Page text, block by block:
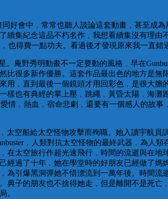
好會中﹐常常也聽人談論這套動畫﹐甚至成
續集紀念這品不朽名作﹐我想看續集沒有理由
也得費一點功夫。看過後才發現原來我一直錯
庵野秀明動畫不一定要動的風格﹐早在
很多新作優勝。這套作品最出色的地方是無
﹐直到最後一個鏡頭才用回彩色﹐是很大膽
也有典經的掌上壓﹐跳繩﹐黃昏太陽﹐海灘
情﹐熱血﹐宿命悲劇﹐還要有一個感人的故事
太空船給太空怪物攻擊而殉職。她入讀宇航員
人類對抗太空怪物的最終武器﹐為人類
太空旅行作超光速飛行﹐時間的流逝與在地
過了十年﹐她在學堂時的好朋友已經做了媽
引爆黑洞彈她不惜漂流到一萬年後。時間流
子的朋友也不捨得她走﹐但是離開不是死亡
。